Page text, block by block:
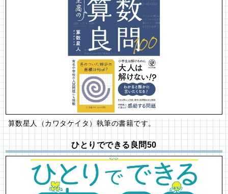
算数星人（カワタケイタ）執筆の書籍です。
ひとりでできる良問50